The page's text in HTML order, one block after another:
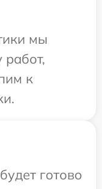
мы
работ,
к
готово